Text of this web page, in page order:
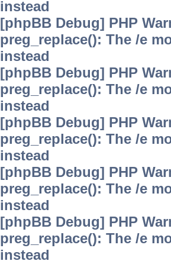
instead
[phpBB Debug] PHP
preg_replace(): The /e
instead
[phpBB Debug] PHP
preg_replace(): The /e
instead
[phpBB Debug] PHP
preg_replace(): The /e
instead
[phpBB Debug] PHP
preg_replace(): The /e
instead
[phpBB Debug] PHP
preg_replace(): The /e
instead